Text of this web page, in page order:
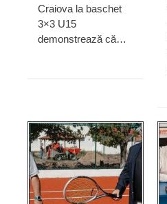
Craiova la baschet
3×3 U15
demonstrează că…